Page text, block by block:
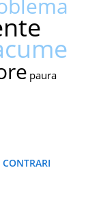
paura